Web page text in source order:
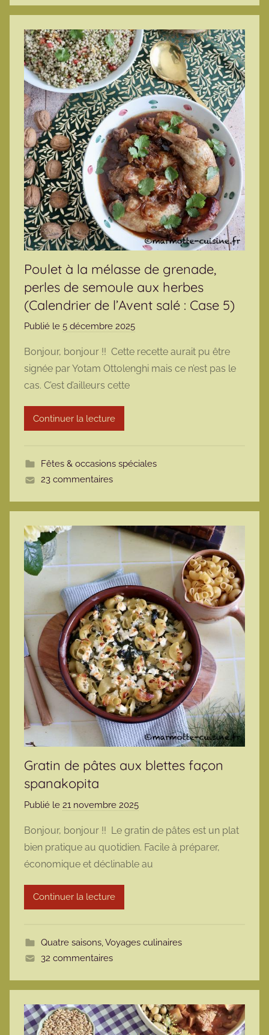
Poulet à la mélasse de grenade,
perles de semoule aux herbes
(Calendrier de l’Avent salé : Case 5)
Publié le 5 décembre 2025
r
m
t
Bonjour, bonjour !! Cette recette aurait pu être
signée par Yotam Ottolenghi mais ce n’est pas le
cas. C’est d’ailleurs cette
Continuer la lecture
Fêtes & occasions spéciales
23 commentaires
Gratin de pâtes aux blettes façon
spanakopita
Publié le 21 novembre 2025
r
m
a
t
Bonjour, bonjour !! Le gratin de pâtes est un plat
bien pratique au quotidien. Facile à préparer,
économique et déclinable au
Continuer la lecture
Quatre saisons,Voyages culinaires
32 commentaires